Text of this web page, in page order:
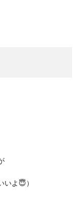
よ😇）